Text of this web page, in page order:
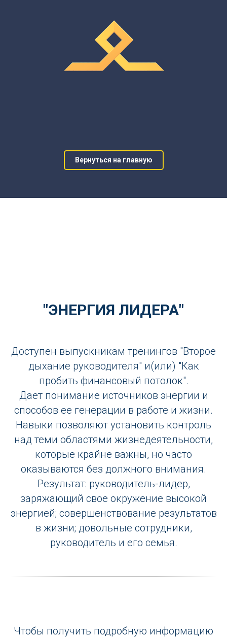
Вернуться на главную
"ЭНЕРГИЯ ЛИДЕРА"
Доступен выпускникам тренингов "Второе
дыхание руководителя" и(или) "Как
пробить финансовый потолок".
Дает понимание источников энергии и
способов ее генерации в работе и жизни.
Навыки позволяют установить контроль
над теми областями жизнедеятельности,
которые крайне важны, но часто
оказываются без должного внимания.
Результат: руководитель-лидер,
заряжающий свое окружение высокой
энергией; совершенствование результатов
в жизни; довольные сотрудники,
руководитель и его семья.
Чтобы получить подробную информацию